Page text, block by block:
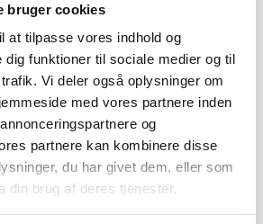
bruger cookies
at tilpasse vores indhold og
dig funktioner til sociale medier og til
Vi deler også oplysninger om
med vores partnere inden
og
partnere kan kombinere disse
du har givet dem, eller som
din brug af deres tjenester.
95% sandsynlighed allerede den
bestilling, såfremt du har bestilt